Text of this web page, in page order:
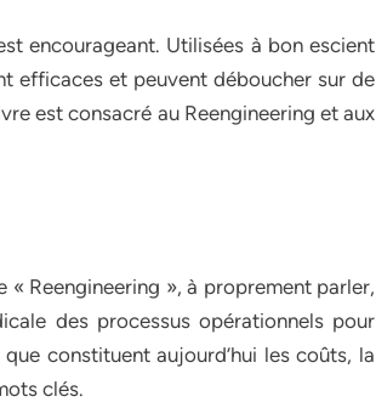
encourageant. Utilisées à bon escient
efficaces et peuvent déboucher sur de
est consacré au Reengineering et aux
Reengineering », à proprement parler,
des processus opérationnels pour
constituent aujourd’hui les coûts, la
clés.